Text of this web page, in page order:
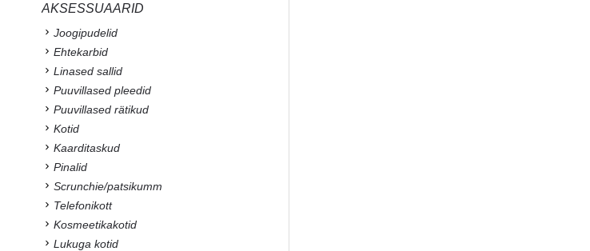
AKSESSUAARID
Joogipudelid
Ehtekarbid
Linased sallid
Puuvillased pleedid
Puuvillased rätikud
Kotid
Kaarditaskud
Pinalid
Scrunchie/patsikumm
Telefonikott
Kosmeetikakotid
Lukuga kotid